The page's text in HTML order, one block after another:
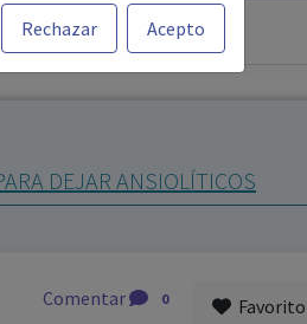
ejercicio
los fármacos se facilita
responsabilidad de
Rechazar Acepto
DEJAR ANSIOLÍTICOS
Comentar 0 Favorito